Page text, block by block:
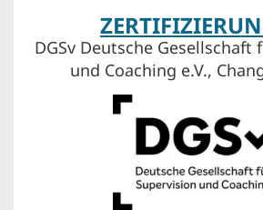
DGSv Deutsche Gesellschaft
und Coaching e.V.,